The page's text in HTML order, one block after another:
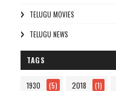
TELUGU MOVIES
TELUGU NEWS
TAGS
1930 (5) 2018 (1)